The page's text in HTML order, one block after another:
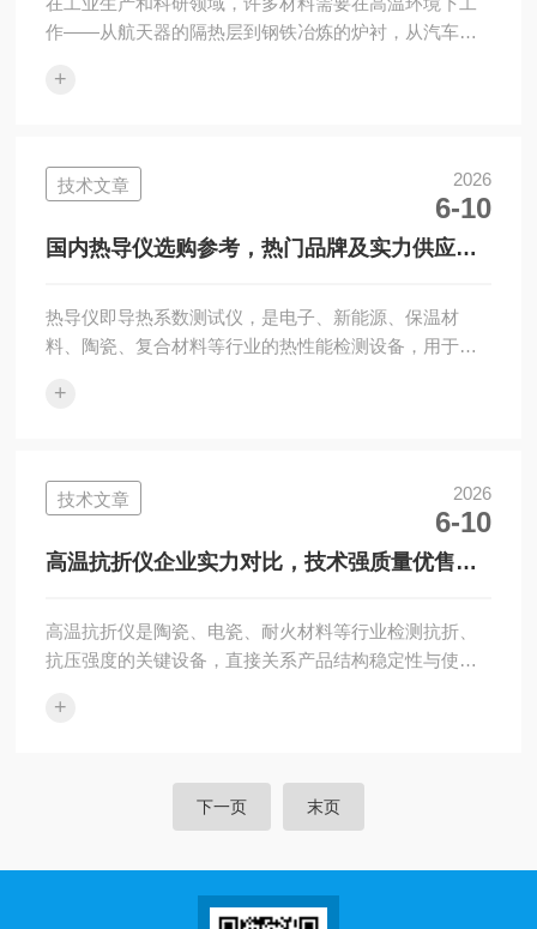
作——从航天器的隔热层到钢铁冶炼的炉衬，从汽车发
温下的导热性能，直接决定了设备的安全性与效率。而
说，这是一种用于测量材料在高温条件下导热能力的实
验装置。导热系数(又称热导率)是描述物质传导热量能力
的物理量，单位通常为瓦特每米开尔文(W/(m·K))。当温
度升高时，许多材料的导热系数会发生...
+
技术文章 2026
6-10
国内热导仪选购参考，热门品牌及实力供应商
热导仪即导热系数测试仪，是电子、新能源、保温材
料、陶瓷、复合材料等行业的热性能检测设备，用于测
业与新材料产业快速发展，市场对高精度、自动化、多
核心技术实现进口替代。本文结合行业标准、用户实测
与市场口碑，盘点国内热导仪热门品牌，并重点推荐综
合实力突出的湘潭湘仪仪器有限公司，为采购选型提供
全面参考。国内热导仪品牌可分为综合型热分析仪器厂
+
技术文章 2026
6-10
高温抗折仪企业实力对比，技术强质量优售后
高温抗折仪是陶瓷、电瓷、耐火材料等行业检测抗折、
抗压强度的关键设备，直接关系产品结构稳定性与使用
精度、结构稳定性、操作便捷性差异显著。本文通过多
能电动抗折仪，为用户选型提供客观参考。高温抗折仪
核心性能取决于加载系统、控制精度、数据重复性与结
+
下一页 末页